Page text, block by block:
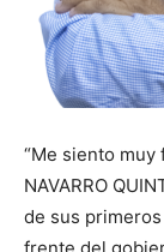
“Me siento muy
NAVARRO
de sus